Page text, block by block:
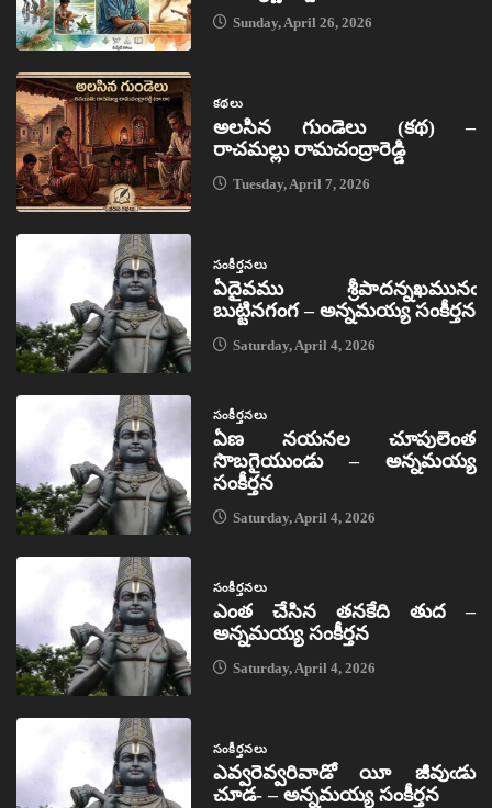
Sunday, April 26, 2026
కథలు
అలసిన గుండెలు (కథ) –
రాచమల్లు రామచంద్రారెడ్డి
Tuesday, April 7, 2026
సంకీర్తనలు
ఏదైవము శ్రీపాదన్నఖమునఁ
బుట్టినగంగ – అన్నమయ్య సంకీర్తన
Saturday, April 4, 2026
సంకీర్తనలు
ఏణ నయనల చూపులెంత
సొబగైయుండు – అన్నమయ్య
సంకీర్తన
Saturday, April 4, 2026
సంకీర్తనలు
ఎంత చేసిన తనకేది తుద –
అన్నమయ్య సంకీర్తన
Saturday, April 4, 2026
సంకీర్తనలు
ఎవ్వరెవ్వరివాడో యీ జీవుఁడు
చూడ- – అన్నమయ్య సంకీర్తన